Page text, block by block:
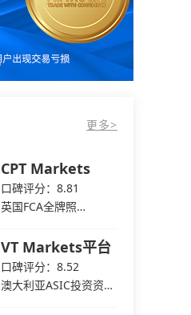
更多>
CPT Markets
口碑评分：8.81
英国FCA全牌照
VT Markets平台
口碑评分：8.52
澳大利亚ASIC投资资讯